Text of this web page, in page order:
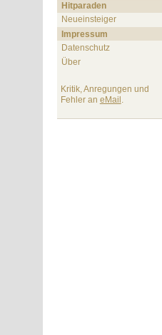
Hitparaden
Neueinsteiger
Impressum
Datenschutz
Über
Kritik, Anregungen und
Fehler an eMail .